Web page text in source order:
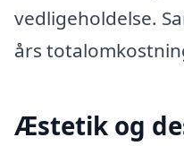
vedligeholdelse.
års
Æstetik og